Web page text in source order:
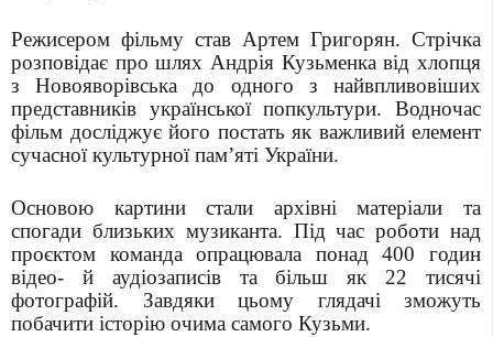
Режисером фільму став Артем Григорян. Стрічка
розповідає про шлях Андрія Кузьменка від хлопця
з Новояворівська до одного з найвпливовіших
представників української попкультури. Водночас
фільм досліджує його постать як важливий елемент
сучасної культурної пам’яті України.
Основою картини стали архівні матеріали та
спогади близьких музиканта. Під час роботи над
проєктом команда опрацювала понад 400 годин
відео- й аудіозаписів та більш як 22 тисячі
фотографій. Завдяки цьому глядачі зможуть
побачити історію очима самого Кузьми.